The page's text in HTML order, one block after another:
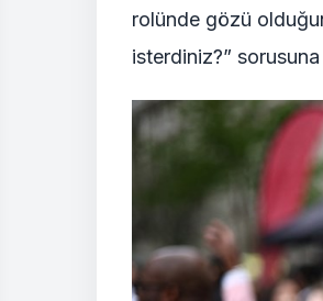
rolünde gözü
isterdiniz?”